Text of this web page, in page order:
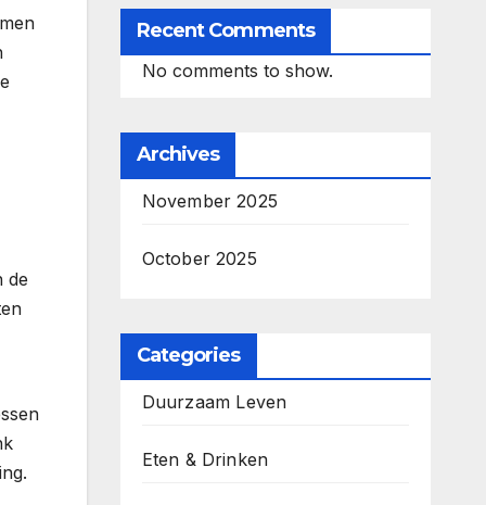
de
Recent Comments
No comments to show.
Archives
November 2025
October 2025
Categories
Duurzaam Leven
Eten & Drinken